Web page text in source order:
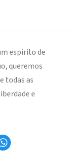
espírito de
queremos
todas as
e